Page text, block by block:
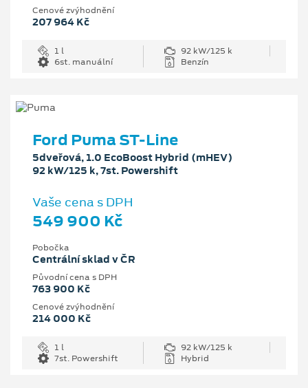
Cenové zvýhodnění
207 964 Kč
1 l
92 kW/125 k
6st. manuální
Benzín
Ford Puma ST-Line
5dveřová, 1.0 EcoBoost Hybrid (mHEV)
92 kW/125 k, 7st. Powershift
Vaše cena s DPH
549 900 Kč
Pobočka
Centrální sklad v ČR
Původní cena s DPH
763 900 Kč
Cenové zvýhodnění
214 000 Kč
1 l
92 kW/125 k
7st. Powershift
Hybrid